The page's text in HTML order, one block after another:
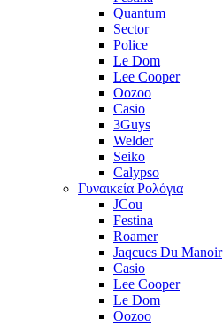
Quantum
Sector
Police
Le Dom
Lee Cooper
Oozoo
Casio
3Guys
Welder
Seiko
Calypso
Γυναικεία Ρολόγια
JCou
Festina
Roamer
Jaqcues Du Manoir
Casio
Lee Cooper
Le Dom
Oozoo